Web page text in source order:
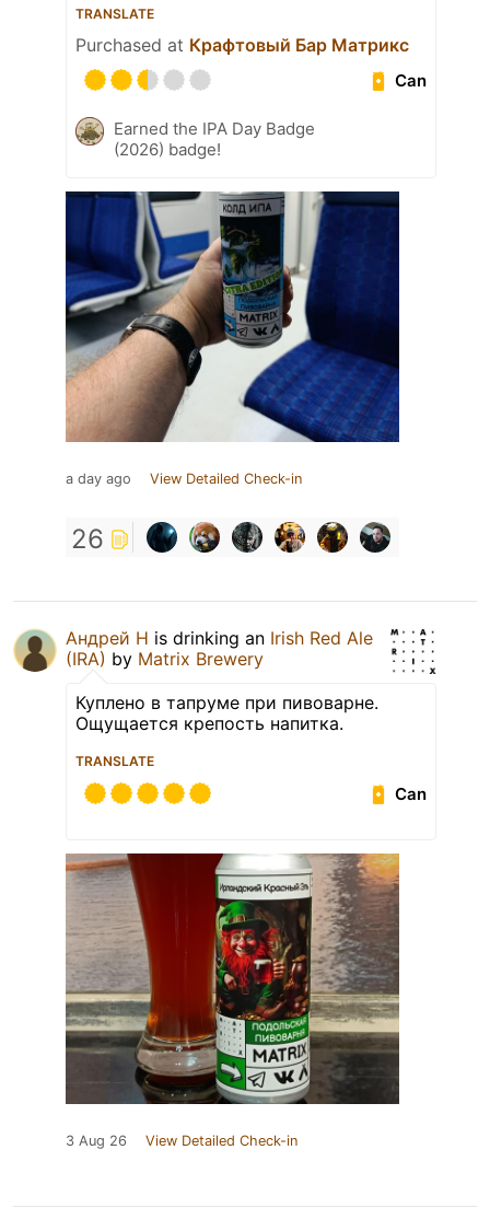
TRANSLATE
Purchased at Крафтовый Бар Матрикс
Can
Earned the IPA Day Badge
(2026) badge!
a day ago View Detailed Check-in
26
Андрей Н is drinking an Irish Red Ale
(IRA) by Matrix Brewery
Куплено в тапруме при пивоварне.
Ощущается крепость напитка.
TRANSLATE
Can
3 Aug 26 View Detailed Check-in